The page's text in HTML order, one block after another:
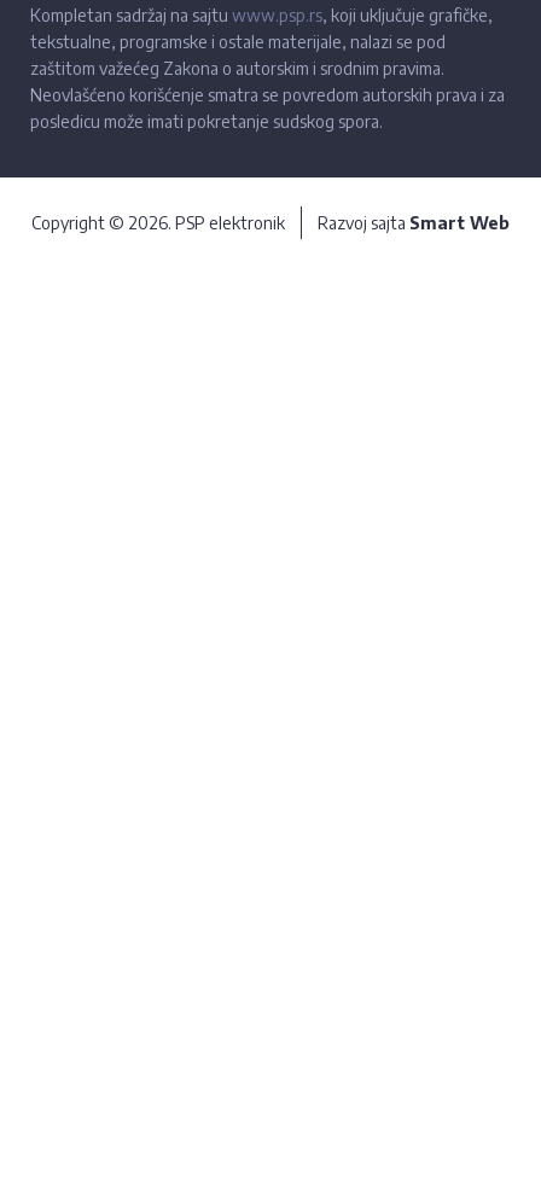
Kompletan sadržaj na sajtu www.psp.rs, koji uključuje grafičke,
tekstualne, programske i ostale materijale, nalazi se pod
zaštitom važećeg Zakona o autorskim i srodnim pravima.
Neovlašćeno korišćenje smatra se povredom autorskih prava i za
posledicu može imati pokretanje sudskog spora.
Copyright © 2026. PSP elektronik Razvoj sajta Smart Web